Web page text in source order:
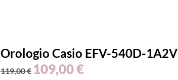
Orologio Casio EFV-540D-1A2V
119,00€ 109,00€